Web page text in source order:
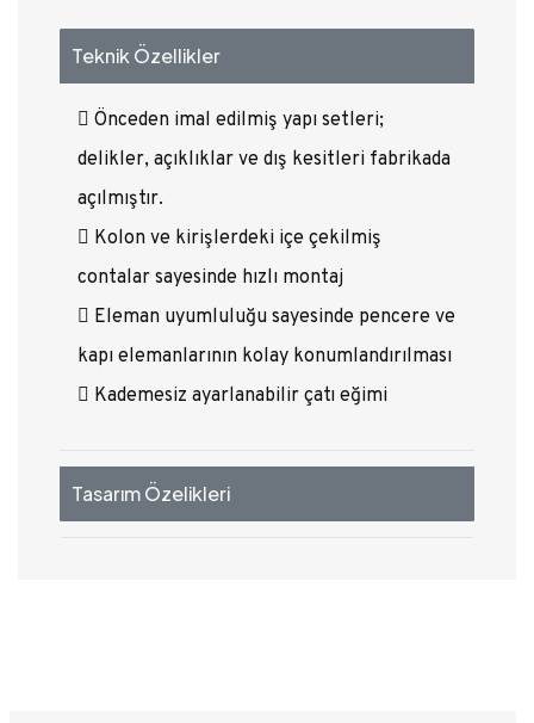
Teknik Özellikler
Önceden imal edilmiş yapı setleri;
delikler, açıklıklar ve dış kesitleri fabrikada
açılmıştır.
Kolon ve kirişlerdeki içe çekilmiş
contalar sayesinde hızlı montaj
Eleman uyumluluğu sayesinde pencere ve
kapı elemanlarının kolay konumlandırılması
Kademesiz ayarlanabilir çatı eğimi
Tasarım Özelikleri